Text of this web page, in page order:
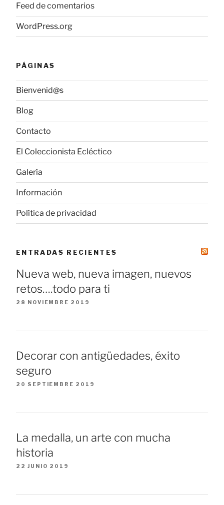
Feed de comentarios
WordPress.org
PÁGINAS
Bienvenid@s
Blog
Contacto
El Coleccionista Ecléctico
Galería
Información
Política de privacidad
ENTRADAS RECIENTES
Nueva web, nueva imagen, nuevos
retos….todo para ti
28 NOVIEMBRE 2019
Decorar con antigüedades, éxito
seguro
20 SEPTIEMBRE 2019
La medalla, un arte con mucha
historia
22 JUNIO 2019